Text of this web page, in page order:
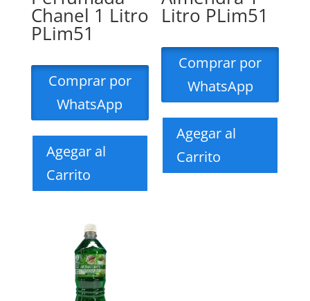
Chanel 1 Litro
PLim51
Comprar por
WhatsApp
Agegar al
Carrito
Litro PLim51
Comprar por
WhatsApp
Agegar al
Carrito